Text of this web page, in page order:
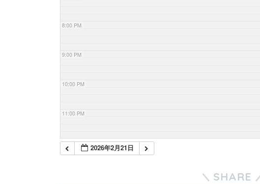
8:00 PM
9:00 PM
10:00 PM
11:00 PM
2026年2月21日
SHARE